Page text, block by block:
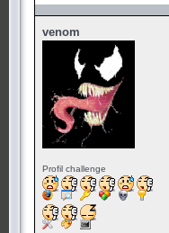
venom
Profil challenge